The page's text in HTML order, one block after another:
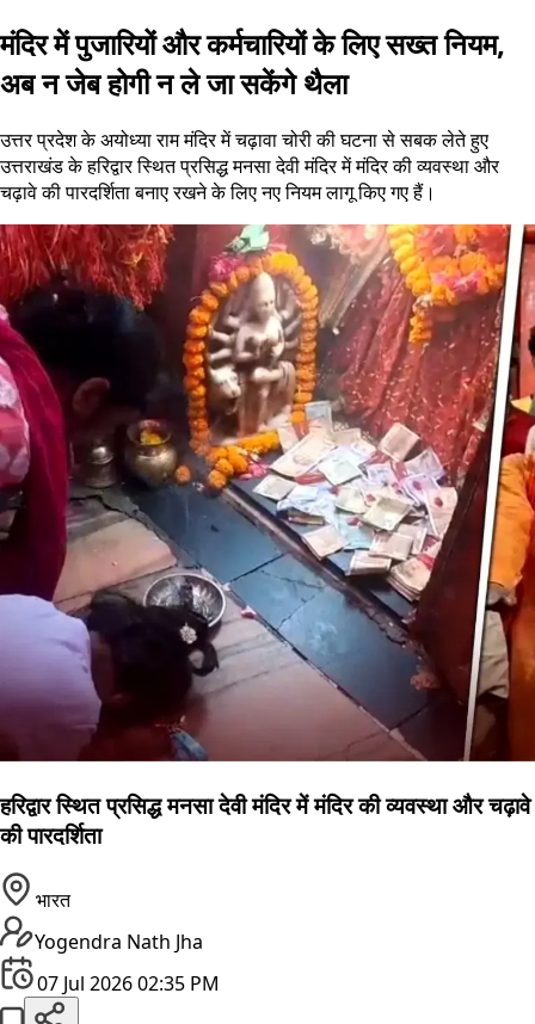
मंदिर में पुजारियों और कर्मचारियों के लिए सख्त नियम,
अब न जेब होगी न ले जा सकेंगे थैला
उत्तर प्रदेश के अयोध्या राम मंदिर में चढ़ावा चोरी की घटना से सबक लेते हुए
उत्तराखंड के हरिद्वार स्थित प्रसिद्ध मनसा देवी मंदिर में मंदिर की व्यवस्था और
चढ़ावे की पारदर्शिता बनाए रखने के लिए नए नियम लागू किए गए हैं।
हरिद्वार स्थित प्रसिद्ध मनसा देवी मंदिर में मंदिर की व्यवस्था और चढ़ावे
की पारदर्शिता
भारत
Yogendra Nath Jha
07 Jul 2026 02:35 PM